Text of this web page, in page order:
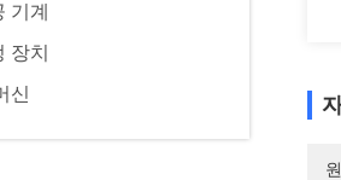
기계
장치
신